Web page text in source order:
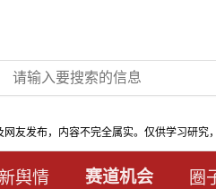
友发布，内容不完全属实。仅供学习研究
舆情 赛道机会 圈